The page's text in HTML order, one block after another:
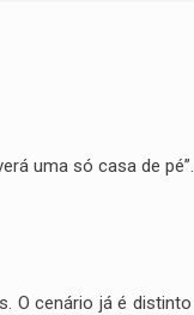
uma só casa de
O cenário já é